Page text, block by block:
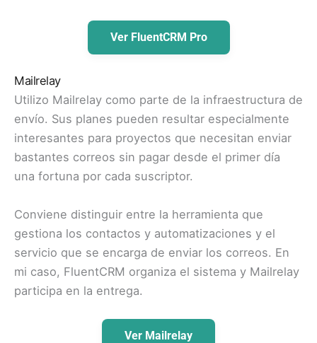
Ver FluentCRM Pro
Mailrelay
Utilizo Mailrelay como parte de la infraestructura de
envío. Sus planes pueden resultar especialmente
interesantes para proyectos que necesitan enviar
bastantes correos sin pagar desde el primer día
una fortuna por cada suscriptor.
Conviene distinguir entre la herramienta que
gestiona los contactos y automatizaciones y el
servicio que se encarga de enviar los correos. En
mi caso, FluentCRM organiza el sistema y Mailrelay
participa en la entrega.
Ver Mailrelay